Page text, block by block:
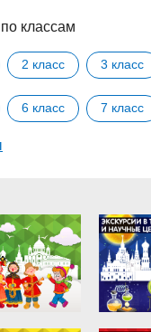
классам
2 класс 3 класс
6 класс 7 класс